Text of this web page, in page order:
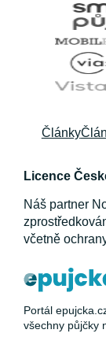
Články
Licence
Náš partner
včetně
Portál
všechny půjčky